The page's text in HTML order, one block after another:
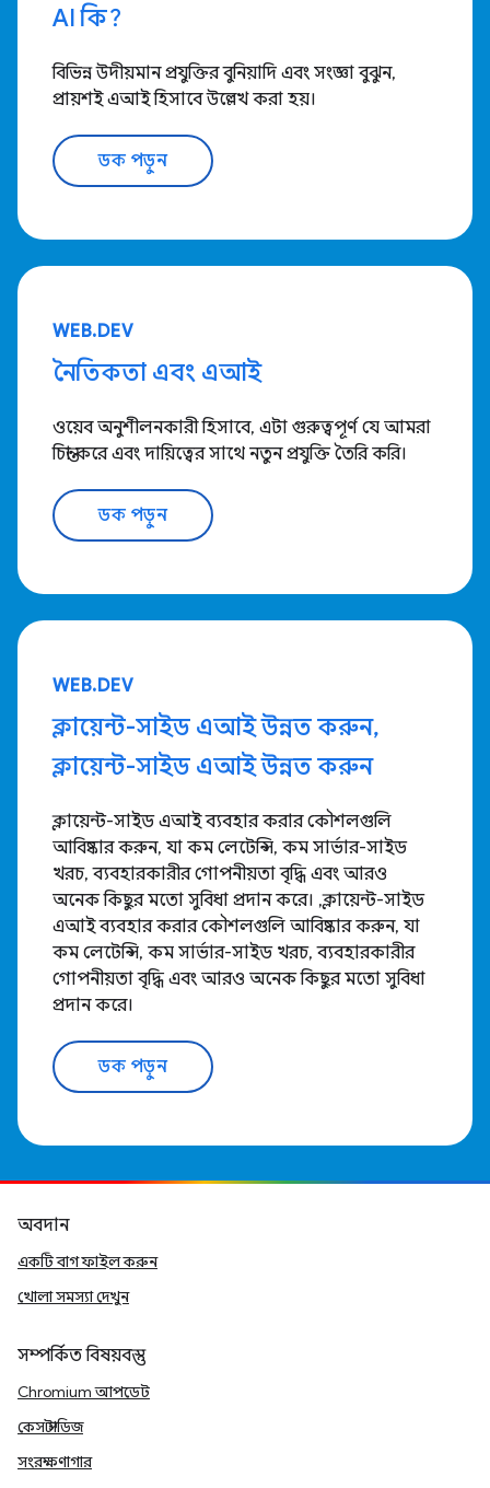
AI কি?
বিভিন্ন উদীয়মান প্রযুক্তির বুনিয়াদি এবং সংজ্ঞা বুঝুন,
প্রায়শই এআই হিসাবে উল্লেখ করা হয়।
ডক পড়ুন
WEB.DEV
নৈতিকতা এবং এআই
ওয়েব অনুশীলনকারী হিসাবে, এটা গুরুত্বপূর্ণ যে আমরা
চিন্তা করে এবং দায়িত্বের সাথে নতুন প্রযুক্তি তৈরি করি।
ডক পড়ুন
WEB.DEV
ক্লায়েন্ট-সাইড এআই উন্নত করুন,
ক্লায়েন্ট-সাইড এআই উন্নত করুন
ক্লায়েন্ট-সাইড এআই ব্যবহার করার কৌশলগুলি
আবিষ্কার করুন, যা কম লেটেন্সি, কম সার্ভার-সাইড
খরচ, ব্যবহারকারীর গোপনীয়তা বৃদ্ধি এবং আরও
অনেক কিছুর মতো সুবিধা প্রদান করে। ,ক্লায়েন্ট-সাইড
এআই ব্যবহার করার কৌশলগুলি আবিষ্কার করুন, যা
কম লেটেন্সি, কম সার্ভার-সাইড খরচ, ব্যবহারকারীর
গোপনীয়তা বৃদ্ধি এবং আরও অনেক কিছুর মতো সুবিধা
প্রদান করে।
ডক পড়ুন
অবদান
একটি বাগ ফাইল করুন
খোলা সমস্যা দেখুন
সম্পর্কিত বিষয়বস্তু
Chromium আপডেট
কেস স্টাডিজ
সংরক্ষণাগার